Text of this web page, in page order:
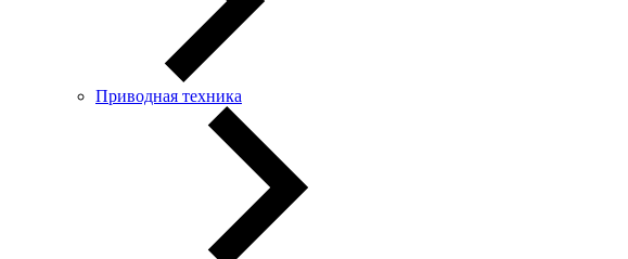
Приводная техника